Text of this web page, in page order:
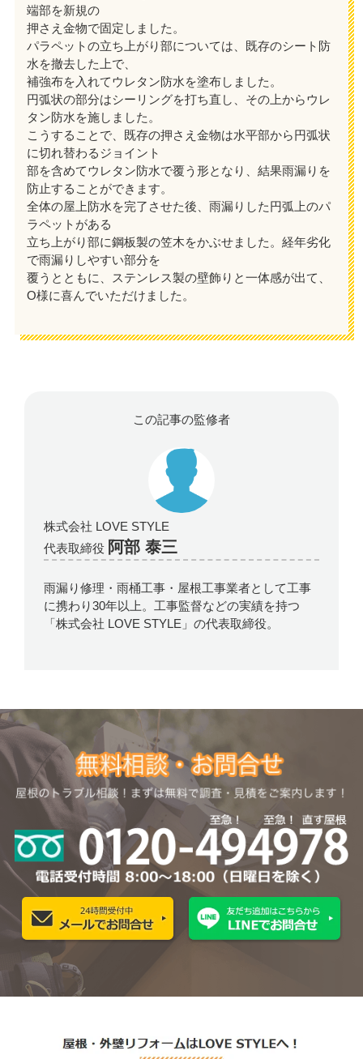
端部を新規の
押さえ金物で固定しました。
パラペットの立ち上がり部については、既存のシート防
水を撤去した上で、
補強布を入れてウレタン防水を塗布しました。
円弧状の部分はシーリングを打ち直し、その上からウレ
タン防水を施しました。
こうすることで、既存の押さえ金物は水平部から円弧状
に切れ替わるジョイント
部を含めてウレタン防水で覆う形となり、結果雨漏りを
防止することができます。
全体の屋上防水を完了させた後、雨漏りした円弧上のパ
ラペットがある
立ち上がり部に鋼板製の笠木をかぶせました。経年劣化
で雨漏りしやすい部分を
覆うとともに、ステンレス製の壁飾りと一体感が出て、
O様に喜んでいただけました。
この記事の監修者
株式会社 LOVE STYLE
代表取締役 阿部 泰三
雨漏り修理・雨桶工事・屋根工事業者として工事
に携わり30年以上。工事監督などの実績を持つ
「株式会社 LOVE STYLE」の代表取締役。